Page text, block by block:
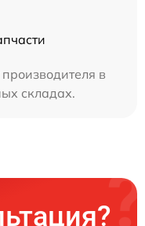
в
складах.